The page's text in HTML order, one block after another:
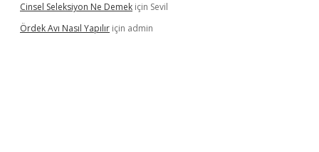
Cinsel Seleksiyon Ne Demek için Sevil
Ördek Avı Nasıl Yapılır için admin